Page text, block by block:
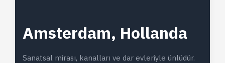
Amsterdam, Hollanda
Sanatsal mirası, kanalları ve dar evleriyle ünlüdür.